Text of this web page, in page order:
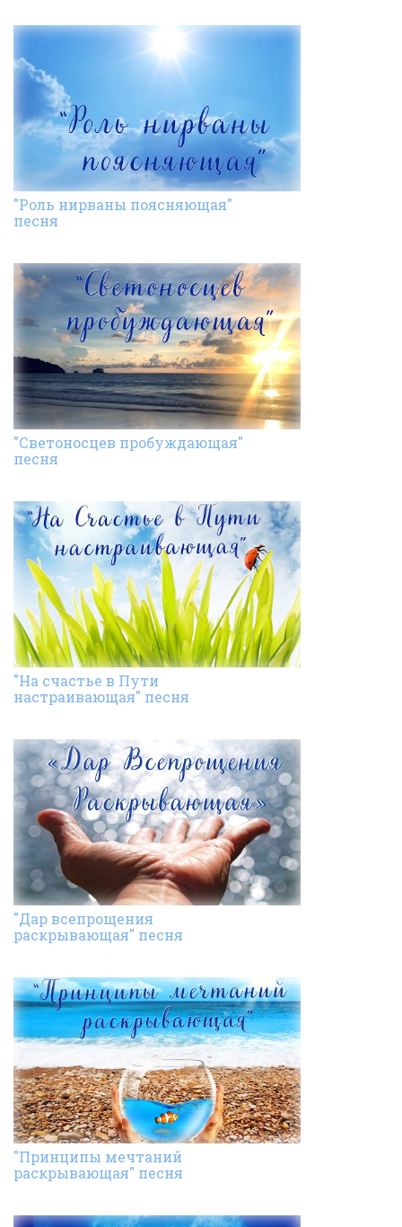
"Роль нирваны поясняющая"
песня
"Светоносцев пробуждающая"
песня
"На счастье в Пути
настраивающая" песня
"Дар всепрощения
раскрывающая" песня
"Принципы мечтаний
раскрывающая" песня